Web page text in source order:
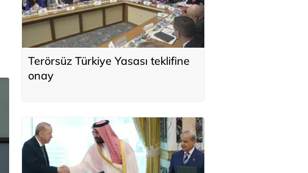
Terörsüz Türkiye Yasası teklifine
onay